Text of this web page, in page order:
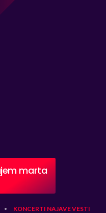
marta
• KONCERTI NAJAVEVESTI